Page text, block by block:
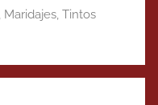
Maridajes, Tintos